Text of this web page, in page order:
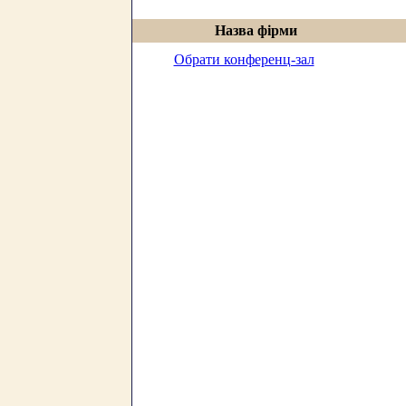
Назва фірми
Обрати конференц-зал